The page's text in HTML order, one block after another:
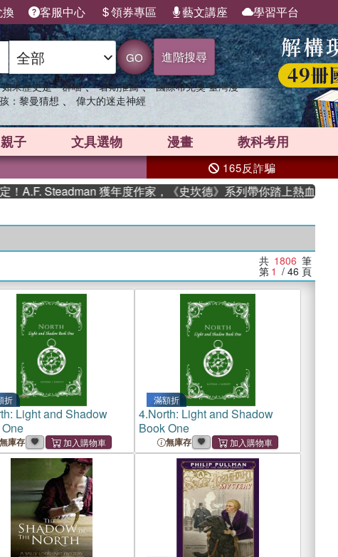
客服中心 領券專區 藝文講座 學習平台
GO 進階搜尋
如果歷史是一群喵 、 暑期推薦 、 國際布克獎 臺灣漫
：黎曼猜想 、 偉大的迷走神經
親子 文具選物 漫畫 教科考用
165反詐騙
獲年度作家，《史坎德》系列帶你踏上熱血奇幻旅程
共 1806 筆
第 1 / 46 頁
折
Light and Shadow
庫存
滿額折
4.North: Light and Shadow
Book One
無庫存